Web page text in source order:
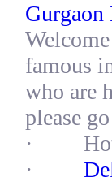
Gurgaon
famous
who are
please
· Hot
·